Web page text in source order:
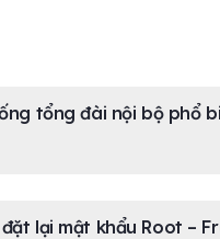
tổng đài nội bộ phổ
lại mật khẩu Root –